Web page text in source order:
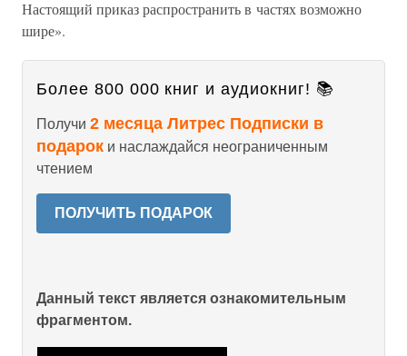
Настоящий приказ распространить в частях возможно
шире».
Более 800 000 книг и аудиокниг! 📚
Получи 2 месяца Литрес Подписки в
подарок и наслаждайся неограниченным
чтением
ПОЛУЧИТЬ ПОДАРОК
Данный текст является ознакомительным
фрагментом.